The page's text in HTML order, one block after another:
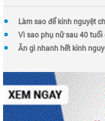
Làm sao để kinh nguyệt
Vì sao phụ nữ sau 40
Ăn gì nhanh hết kinh